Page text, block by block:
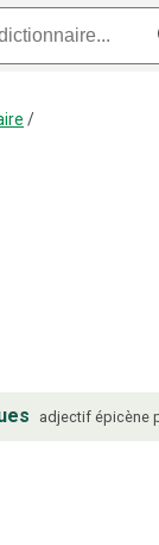
/
adjectif épicène